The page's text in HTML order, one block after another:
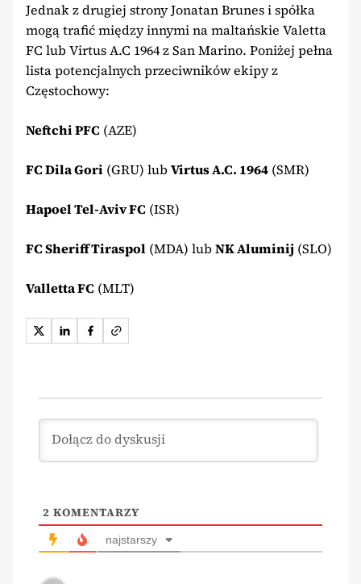
Jednak z drugiej strony Jonatan Brunes i spółka
mogą trafić między innymi na maltańskie Valetta
FC lub Virtus A.C 1964 z San Marino. Poniżej pełna
lista potencjalnych przeciwników ekipy z
Częstochowy:
Neftchi PFC (AZE)
FC Dila Gori (GRU) lubVirtus A.C. 1964 (SMR)
Hapoel Tel-Aviv FC (ISR)
FC Sheriff Tiraspol (MDA) lubNK Aluminij (SLO)
Valletta FC (MLT)
2 KOMENTARZY
najstarszy